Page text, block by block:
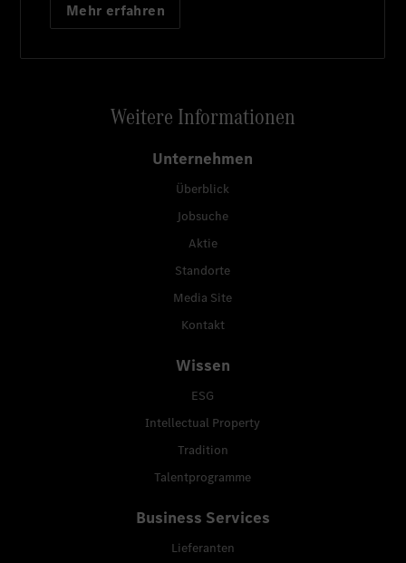
Mehr erfahren
Weitere Informationen
Unternehmen
Überblick
Jobsuche
Aktie
Standorte
Media Site
Kontakt
Wissen
ESG
Intellectual Property
Tradition
Talentprogramme
Business Services
Lieferanten